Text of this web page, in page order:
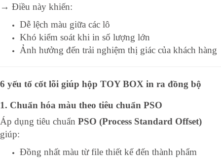
→ Điều này khiến:
Dễ lệch màu giữa các lô
Khó kiểm soát khi in số lượng lớn
Ảnh hưởng đến trải nghiệm thị giác của khách hàng
6 yếu tố cốt lõi giúp hộp TOY BOX in ra đồng bộ
1. Chuẩn hóa màu theo tiêu chuẩn PSO
Áp dụng tiêu chuẩn PSO (Process Standard Offset)
giúp:
Đồng nhất màu từ file thiết kế đến thành phẩm